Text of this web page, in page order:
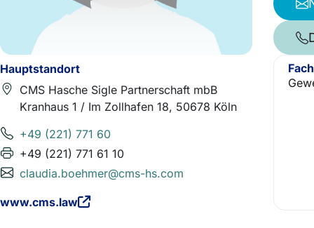
Hauptstandort
CMS Hasche Sigle Partnerschaft mbB
Kranhaus 1 / Im Zollhafen 18, 50678 Köln
+49 (221) 771 60
+49 (221) 771 61 10
claudia.boehmer@cms-hs.com
www.cms.law